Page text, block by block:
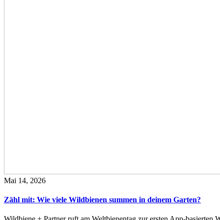
Mai 14, 2026
Zähl mit: Wie viele Wildbienen summen in deinem Garten?